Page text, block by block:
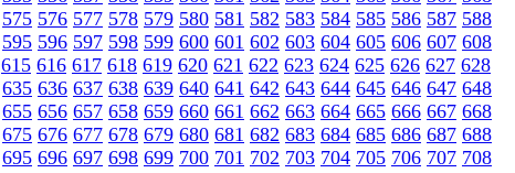
575 576 577 578 579 580 581 582 583 584 585 586 587 588
595 596 597 598 599 600 601 602 603 604 605 606 607 608
615 616 617 618 619 620 621 622 623 624 625 626 627 628
635 636 637 638 639 640 641 642 643 644 645 646 647 648
655 656 657 658 659 660 661 662 663 664 665 666 667 668
675 676 677 678 679 680 681 682 683 684 685 686 687 688
695 696 697 698 699 700 701 702 703 704 705 706 707 708